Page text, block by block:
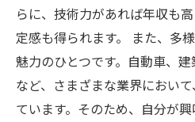
らに、技術力があれば年収も
定感も得られます。 また、多
魅力のひとつです。自動車、
など、さまざまな業界におい
ています。そのため、自分が